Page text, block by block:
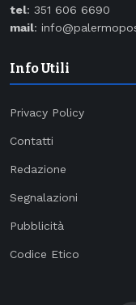
tel: 351 606 6690
mail:
Info Utili
Privacy Policy
Contatti
Redazione
Segnalazioni
Pubblicità
Codice Etico